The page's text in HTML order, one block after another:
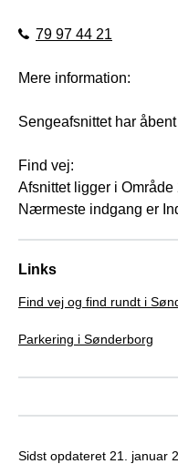
Links
Find vej og find rundt i
Parkering i Sønderborg
79 97 44 21
Mere information:
Sengeafsnittet har
Find vej:
Afsnittet ligger i Område
Nærmeste indgang er
Sidst opdateret 21. januar